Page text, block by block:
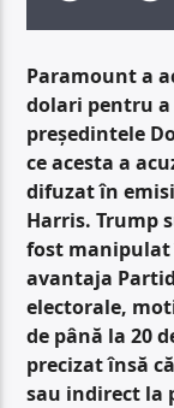
Paramount a
dolari pentru
președintele
ce acesta a
difuzat în
Harris. Trump
fost
avantaja
electorale,
de până la 20
precizat însă
sau indirect la